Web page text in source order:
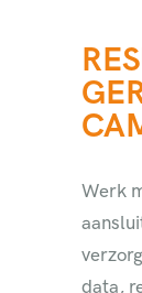
Werk
data,